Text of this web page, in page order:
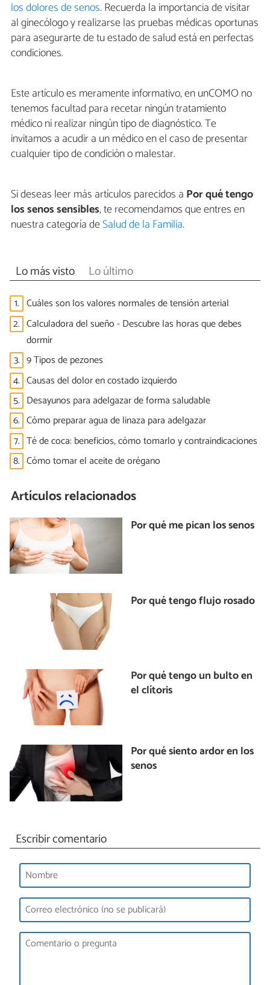
los dolores de senos. Recuerda la importancia de visitar
al ginecólogo y realizarse las pruebas médicas oportunas
para asegurarte de tu estado de salud está en perfectas
condiciones.
Este artículo es meramente informativo, en unCOMO no
tenemos facultad para recetar ningún tratamiento
médico ni realizar ningún tipo de diagnóstico. Te
invitamos a acudir a un médico en el caso de presentar
cualquier tipo de condición o malestar.
Si deseas leer más artículos parecidos a Por qué tengo
los senos sensibles, te recomendamos que entres en
nuestra categoría deSalud de la Familia.
Lo más visto Lo último
1. Cuáles son los valores normales de tensión arterial
2. Calculadora del sueño - Descubre las horas que debes
dormir
3. 9 Tipos de pezones
4. Causas del dolor en costado izquierdo
5. Desayunos para adelgazar de forma saludable
6. Cómo preparar agua de linaza para adelgazar
7. Té de coca: beneficios, cómo tomarlo y contraindicaciones
8. Cómo tomar el aceite de orégano
Artículos relacionados
Por qué me pican los senos
Por qué tengo flujo rosado
Por qué tengo un bulto en
el clítoris
Por qué siento ardor en los
senos
Escribir comentario